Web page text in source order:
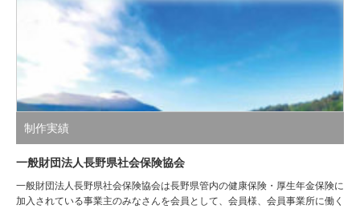
制作実績
一般財団法人長野県社会保険協会
一般財団法人長野県社会保険協会は長野県管内の健康保険・厚生年金保険に
加入されている事業主のみなさんを会員として、会員様、会員事業所に働く